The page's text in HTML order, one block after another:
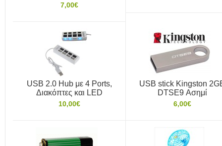
7,00€
USB 2.0 Hub με 4 Ports,
Διακόπτες και LED
10,00€
USB stick Kingston
DTSE9 Ασημί
6,00€